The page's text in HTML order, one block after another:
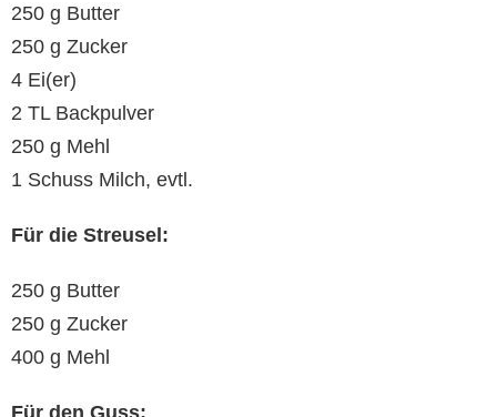
250 g Butter
250 g Zucker
4 Ei(er)
2 TL Backpulver
250 g Mehl
1 Schuss Milch, evtl.
Für die Streusel:
250 g Butter
250 g Zucker
400 g Mehl
Für den Guss: